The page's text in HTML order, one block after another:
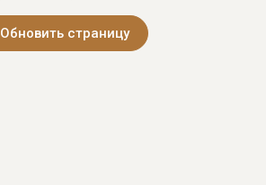
Обновить страницу